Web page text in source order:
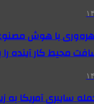
با هوش
محیط کار آینده
سایبری آمریکا به